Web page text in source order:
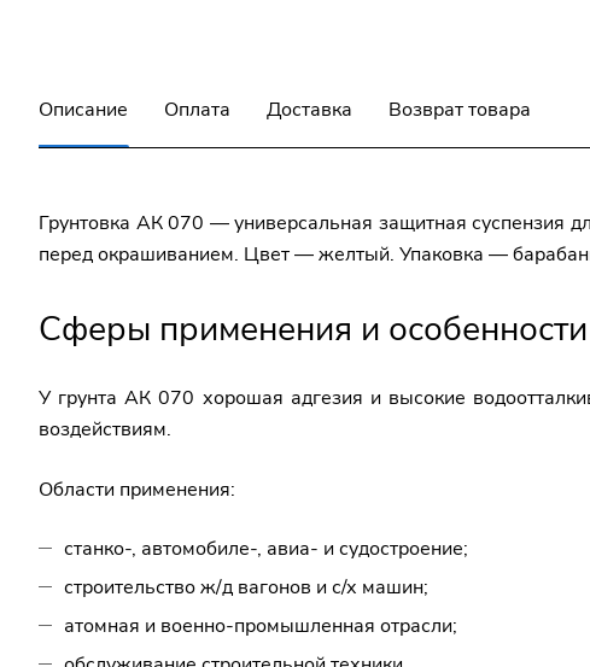
Описание Оплата Доставка Возврат товара
Грунтовка АК 070 — универсальная защитная суспензия
перед окрашиванием. Цвет — желтый. Упаковка —
Сферы применения и
У грунта АК 070 хорошая адгезия и высокие
воздействиям.
Области применения:
станко-, автомобиле-, авиа- и судостроение;
строительство ж/д вагонов и с/х машин;
атомная и военно-промышленная отрасли;